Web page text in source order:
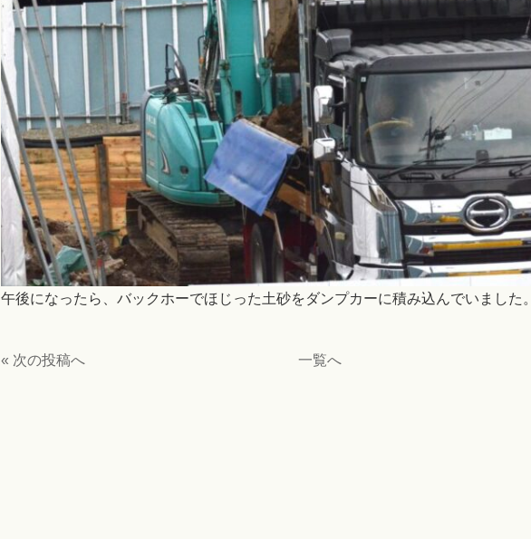
午後になったら、バックホーでほじった土砂をダンプカーに積み込んでいました。
一覧へ
« 次の投稿へ